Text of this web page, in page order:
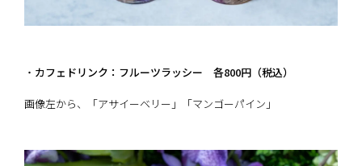
・ カフェドリンク：フルーツラッシー 各800円（税込）
画像左から、「アサイーベリー」「マンゴーパイン」